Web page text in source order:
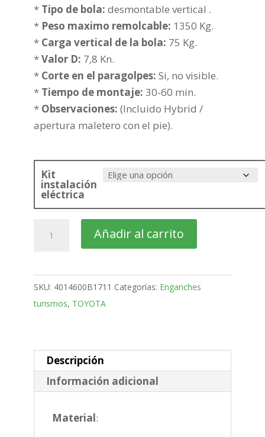
precios:
desde
361,79€
437,29€
* Tipo de bola: desmontable vertical .
* Peso maximo remolcable: 1350 Kg.
* Carga vertical de la bola: 75 Kg.
*Valor D: 7,8 Kn.
* Corte en el paragolpes: Si, no visible.
* Tiempo de montaje: 30-60 min.
* Observaciones: (Incluido Hybrid /
apertura maletero con el pie).
Kit
instalación
eléctrica
Yaris
SUV
Bola
desmontable
2021-
cantidad
Añadir al carrito
SKU: 4014600B1711 Categorías: Enganches
turismos, TOYOTA
Descripción
Información adicional
Material: